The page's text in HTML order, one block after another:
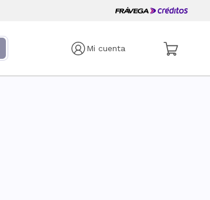
Mi cuenta